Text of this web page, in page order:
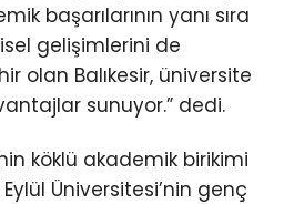
başarılarının yanı sıra
gelişimlerini de
olan Balıkesir, üniversite
sunuyor.” dedi.
köklü akademik birikimi
Üniversitesi’nin genç